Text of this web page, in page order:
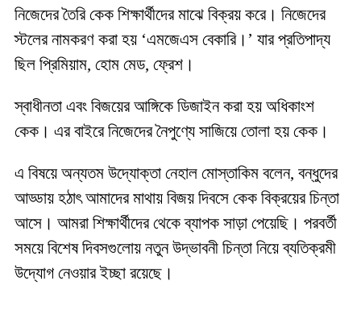
নিজেদের তৈরি কেক শিক্ষার্থীদের মাঝে বিক্রয় করে। নিজেদের
স্টলের নামকরণ করা হয় ‘এমজেএস বেকারি।’ যার প্রতিপাদ্য
ছিল প্রিমিয়াম, হোম মেড, ফ্রেশ।
স্বাধীনতা এবং বিজয়ের আঙ্গিকে ডিজাইন করা হয় অধিকাংশ
কেক। এর বাইরে নিজেদের নৈপুণ্যে সাজিয়ে তোলা হয় কেক।
এ বিষয়ে অন্যতম উদ্যোক্তা নেহাল মোস্তাকিম বলেন, বন্ধুদের
আড্ডায় হঠাৎ আমাদের মাথায় বিজয় দিবসে কেক বিক্রয়ের চিন্তা
আসে। আমরা শিক্ষার্থীদের থেকে ব্যাপক সাড়া পেয়েছি। পরবর্তী
সময়ে বিশেষ দিবসগুলোয় নতুন উদ্ভাবনী চিন্তা নিয়ে ব্যতিক্রমী
উদ্যোগ নেওয়ার ইচ্ছা রয়েছে।